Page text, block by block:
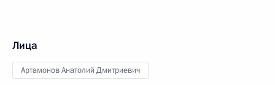
Лица
Артамонов Анатолий Дмитриевич